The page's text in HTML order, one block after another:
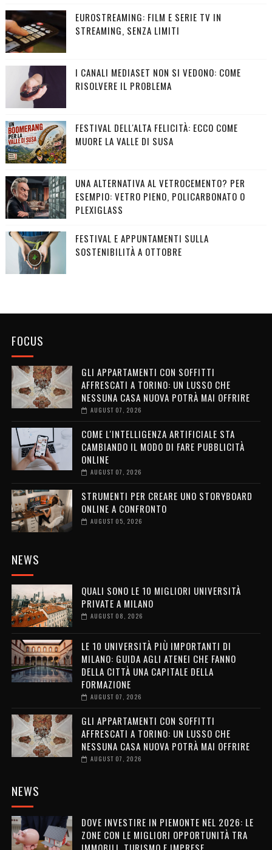
EUROSTREAMING: FILM E SERIE TV IN
STREAMING, SENZA LIMITI
I CANALI MEDIASET NON SI VEDONO: COME
RISOLVERE IL PROBLEMA
FESTIVAL DELL'ALTA FELICITÀ: ECCO COME
MUORE LA VALLE DI SUSA
UNA ALTERNATIVA AL VETROCEMENTO? PER
ESEMPIO: VETRO PIENO, POLICARBONATO O
PLEXIGLASS
FESTIVAL E APPUNTAMENTI SULLA
SOSTENIBILITÀ A OTTOBRE
FOCUS
GLI APPARTAMENTI CON SOFFITTI
AFFRESCATI A TORINO: UN LUSSO CHE
NESSUNA CASA NUOVA POTRÀ MAI OFFRIRE
AUGUST 07, 2026
COME L'INTELLIGENZA ARTIFICIALE STA
CAMBIANDO IL MODO DI FARE PUBBLICITÀ
ONLINE
AUGUST 07, 2026
STRUMENTI PER CREARE UNO STORYBOARD
ONLINE A CONFRONTO
AUGUST 05, 2026
NEWS
QUALI SONO LE 10 MIGLIORI UNIVERSITÀ
PRIVATE A MILANO
AUGUST 08, 2026
LE 10 UNIVERSITÀ PIÙ IMPORTANTI DI
MILANO: GUIDA AGLI ATENEI CHE FANNO
DELLA CITTÀ UNA CAPITALE DELLA
FORMAZIONE
AUGUST 07, 2026
GLI APPARTAMENTI CON SOFFITTI
AFFRESCATI A TORINO: UN LUSSO CHE
NESSUNA CASA NUOVA POTRÀ MAI OFFRIRE
AUGUST 07, 2026
NEWS
DOVE INVESTIRE IN PIEMONTE NEL 2026: LE
ZONE CON LE MIGLIORI OPPORTUNITÀ TRA